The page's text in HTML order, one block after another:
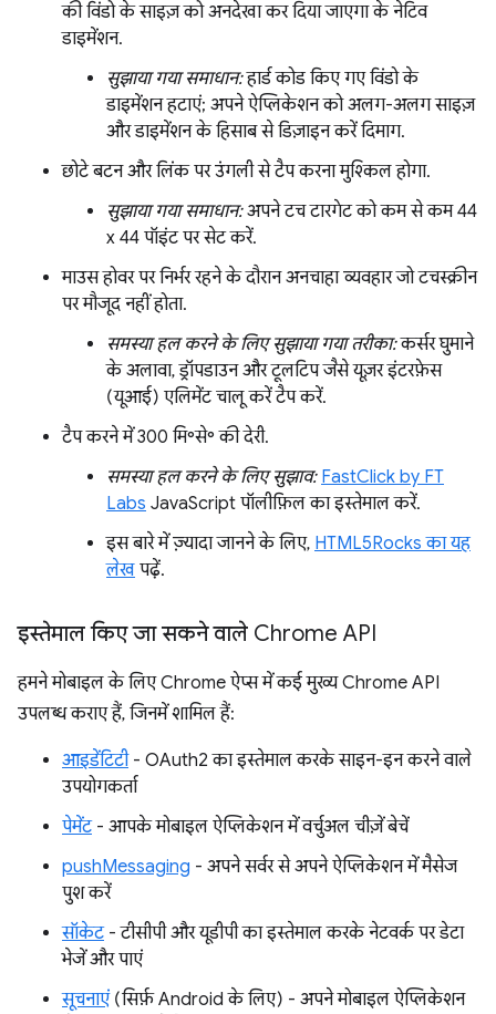
की विंडो के साइज़ को अनदेखा कर दिया जाएगा के नेटिव
डाइमेंशन.
सुझाया गया समाधान:हार्ड कोड किए गए विंडो के
डाइमेंशन हटाएं; अपने ऐप्लिकेशन को अलग-अलग साइज़
और डाइमेंशन के हिसाब से डिज़ाइन करें दिमाग.
छोटे बटन और लिंक पर उंगली से टैप करना मुश्किल होगा.
सुझाया गया समाधान:अपने टच टारगेट को कम से कम 44
x 44 पॉइंट पर सेट करें.
माउस होवर पर निर्भर रहने के दौरान अनचाहा व्यवहार जो टचस्क्रीन
पर मौजूद नहीं होता.
समस्या हल करने के लिए सुझाया गया तरीका:कर्सर घुमाने
के अलावा, ड्रॉपडाउन और टूलटिप जैसे यूज़र इंटरफ़ेस
(यूआई) एलिमेंट चालू करें टैप करें.
टैप करने में 300 मि॰से॰ की देरी.
समस्या हल करने के लिए सुझाव: FastClick by FT
Labs JavaScript पॉलीफ़िल का इस्तेमाल करें.
इस बारे में ज़्यादा जानने के लिए, HTML5Rocks का यह
लेख पढ़ें.
इस्तेमाल किए जा सकने वाले Chrome API
हमने मोबाइल के लिए Chrome ऐप्स में कई मुख्य Chrome API
उपलब्ध कराए हैं, जिनमें शामिल हैं:
आइडेंटिटी- OAuth2 का इस्तेमाल करके साइन-इन करने वाले
उपयोगकर्ता
पेमेंट- आपके मोबाइल ऐप्लिकेशन में वर्चुअल चीज़ें बेचें
pushMessaging - अपने सर्वर से अपने ऐप्लिकेशन में मैसेज
पुश करें
सॉकेट- टीसीपी और यूडीपी का इस्तेमाल करके नेटवर्क पर डेटा
भेजें और पाएं
सूचनाएं(सिर्फ़ Android के लिए) - अपने मोबाइल ऐप्लिकेशन